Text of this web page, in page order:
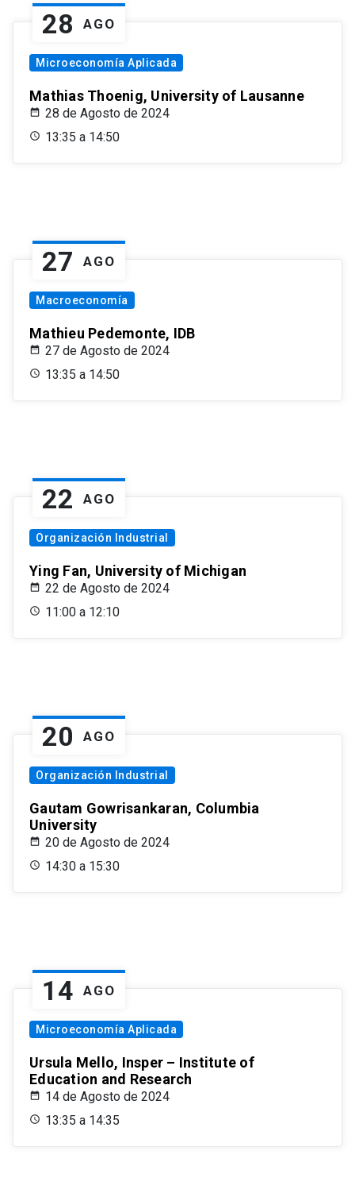
28 AGO
Microeconomía Aplicada
Mathias Thoenig, University of Lausanne
28 de Agosto de 2024
13:35 a 14:50
27 AGO
Macroeconomía
Mathieu Pedemonte, IDB
27 de Agosto de 2024
13:35 a 14:50
22 AGO
Organización Industrial
Ying Fan, University of Michigan
22 de Agosto de 2024
11:00 a 12:10
20 AGO
Organización Industrial
Gautam Gowrisankaran, Columbia
University
20 de Agosto de 2024
14:30 a 15:30
14 AGO
Microeconomía Aplicada
Ursula Mello, Insper – Institute of
Education and Research
14 de Agosto de 2024
13:35 a 14:35